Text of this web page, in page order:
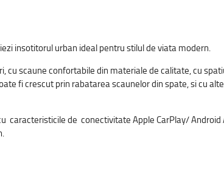
insotitorul urban ideal pentru stilul de viata modern.
cu scaune confortabile din materiale de calitate, cu
fi crescut prin rabatarea scaunelor din spate, si cu
caracteristicile de conectivitate Apple CarPlay/ Android